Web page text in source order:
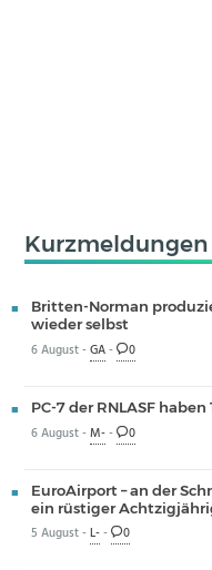
Kurzmeldungen
Britten-Norman
wieder selbst
6 August -GA- 0
PC-7 der RNLASF
6 August -M-- 0
EuroAirport – an der
ein rüstiger
5 August -L-- 0